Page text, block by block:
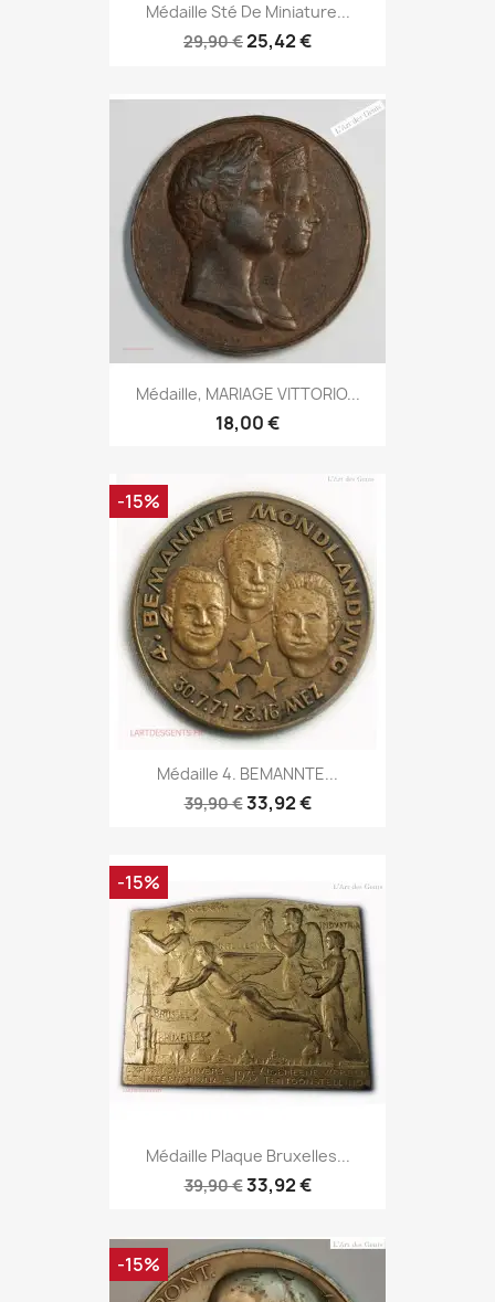
Médaille Sté De Miniature...
29,90 €25,42 €
Médaille, MARIAGE VITTORIO...
18,00 €
Médaille 4. BEMANNTE...
39,90 €33,92 €
-15%
Médaille Plaque Bruxelles...
39,90 €33,92 €
-15%
-15%